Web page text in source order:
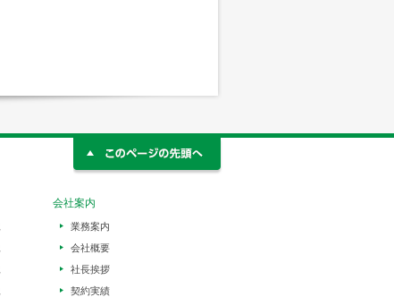
会社案内
業務案内
会社概要
社長挨拶
契約実績